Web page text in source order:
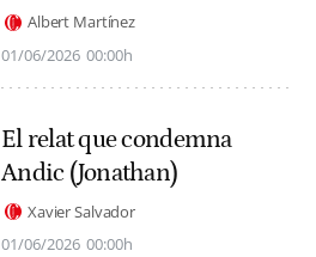
Albert Martínez
01/06/2026 00:00h
El relat que condemna
Andic (Jonathan)
Xavier Salvador
01/06/2026 00:00h